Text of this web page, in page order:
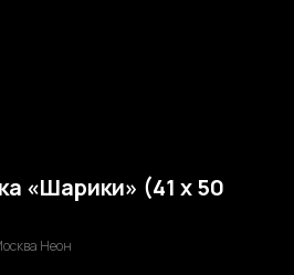
«Шарики» (41 х 50
Неон